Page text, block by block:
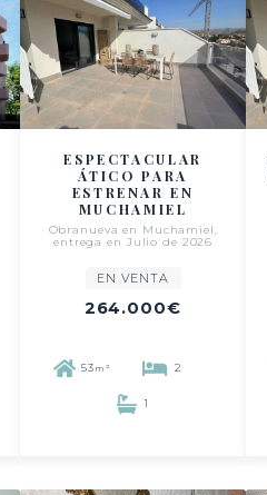
ESPECTACULAR
ÁTICO PARA
ESTRENAR EN
MUCHAMIEL
Obranueva en Muchamiel,
entrega en Julio de 2026
EN VENTA
264.000€
53 m² 2
1